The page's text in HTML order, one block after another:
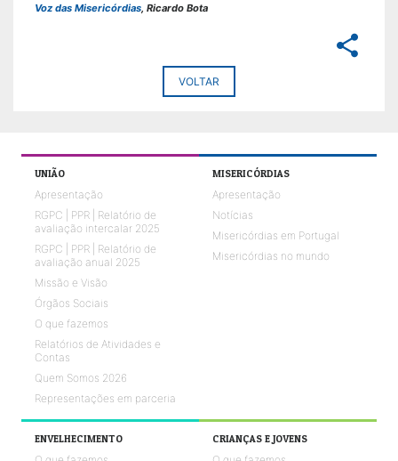
Voz das Misericórdias , Ricardo Bota
share
VOLTAR
UNIÃO
Apresentação
RGPC | PPR | Relatório de
avaliação intercalar 2025
RGPC | PPR | Relatório de
avaliação anual 2025
Missão e Visão
Órgãos Sociais
O que fazemos
Relatórios de Atividades e
Contas
Quem Somos 2026
Representações em parceria
MISERICÓRDIAS
Apresentação
Notícias
Misericórdias em Portugal
Misericórdias no mundo
ENVELHECIMENTO CRIANÇAS E JOVENS